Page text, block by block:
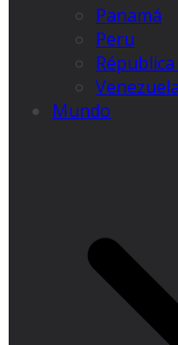
Panamá
Peru
Venezuela
Mundo